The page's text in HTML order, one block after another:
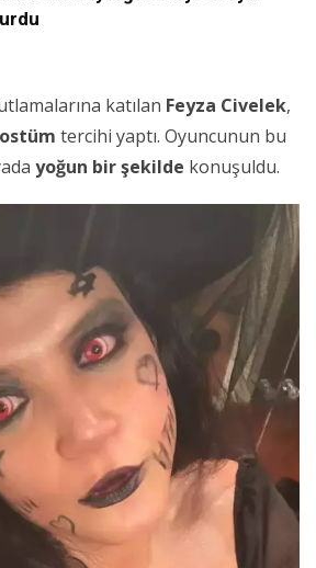
katılan Feyza Civelek,
tercihi yaptı. Oyuncunun bu
yoğun bir şekilde konuşuldu.